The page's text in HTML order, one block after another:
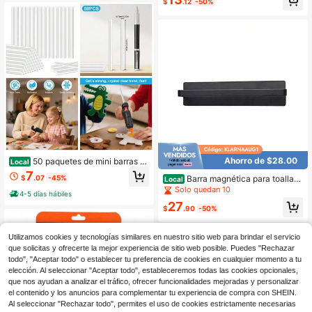
hogar
Local 50 paquetes de mini barras d
e pegamento en caliente de 0,27 x
4 pulgadas, pegamento de uso gen
eral de secado rápido para manuali
dades, arte, bricolaje y reparacione
$7.07 -45%
4-5 días hábiles
s, mini barras de adhesivo termofusi
Ahorro de $28.00
Local Barra magnética para toallas,
soporte magnético para toallas de p
apel de cocina para refrigerador, est
ante multifuncional para rollos de p
gro
Solo quedan 10
$27.90 -50%
Utilizamos cookies y tecnologías similares en nuestro sitio web para brindar el servicio
que solicitas y ofrecerte la mejor experiencia de sitio web posible. Puedes "Rechazar
todo", "Aceptar todo" o establecer tu preferencia de cookies en cualquier momento a tu
elección. Al seleccionar "Aceptar todo", estableceremos todas las cookies opcionales,
que nos ayudan a analizar el tráfico, ofrecer funcionalidades mejoradas y personalizar
el contenido y los anuncios para complementar tu experiencia de compra con SHEIN.
Al seleccionar "Rechazar todo", permites el uso de cookies estrictamente necesarias